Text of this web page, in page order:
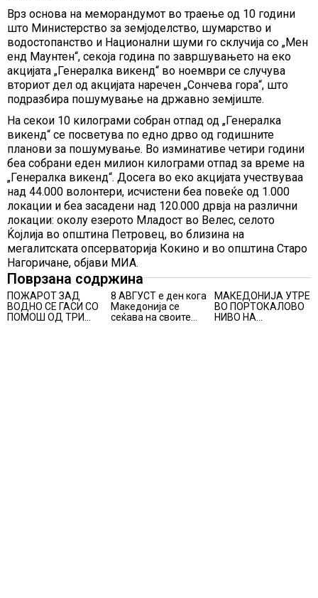
Врз основа на меморандумот во траење од 10 години
што Министерство за земјоделство, шумарство и
водостопанство и Национални шуми го склучија со „Мен
енд Маунтен“, секоја година по завршувањето на еко
акцијата „Генералка викенд“ во ноември се случува
вториот дел од акцијата наречен „Сончева гора“, што
подразбира пошумување на државно земјиште.
На секои 10 килограми собран отпад од „Генералка
викенд“ се посветува по едно дрво од годишните
планови за пошумување. Во изминативе четири години
беа собрани еден милион килограми отпад за време на
„Генералка викенд“. Досега во еко акцијата учествуваа
над 44.000 волонтери, исчистени беа повеќе од 1.000
локации и беа засадени над 120.000 дрвја на различни
локации: околу езерото Младост во Велес, селото
Ќојлија во општина Петровец, во близина на
мегалитската опсерваторија Кокино и во општина Старо
Нагоричане, објави МИА.
Поврзана содржина
ПОЖАРОТ ЗАД
ВОДНО СЕ ГАСИ СО
ПОМОШ ОД ТРИ
8 АВГУСТ е ден кога
Македонија се
сеќава на своите
МАКЕДОНИЈА УТРЕ
ВО ПОРТОКАЛОВО
НИВО НА